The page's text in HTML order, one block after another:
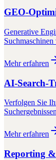
GEO-
Generative
Mehr erfahren
AI-Search-
Verfolgen Sie
Mehr erfahren
Reporting